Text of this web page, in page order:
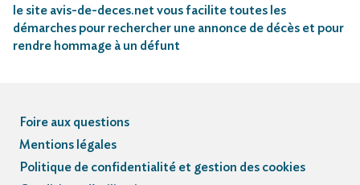
le site avis-de-deces.net vous facilite toutes les
démarches pour rechercher une annonce de décès et pour
rendre hommage à un défunt
Foire aux questions
Mentions légales
Politique de confidentialité et gestion des cookies